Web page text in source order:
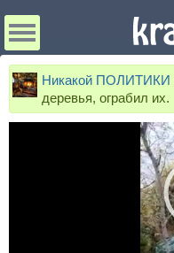
Никакой ПОЛИТИКИ
деревья, ограбил их.